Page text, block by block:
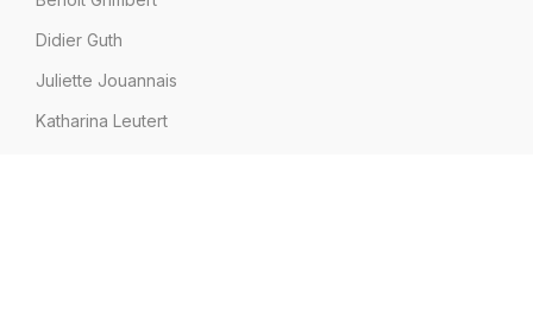
Didier Guth
Juliette Jouannais
Katharina Leutert